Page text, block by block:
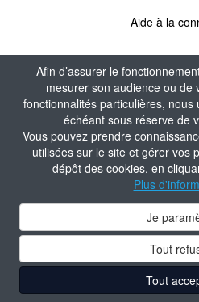
Afin d’assurer le
mesurer son audience ou de
fonctionnalités particulières, nous
échéant sous réserve de
Vous pouvez prendre
utilisées sur le site et gérer vos
dépôt des cookies, en
Plus
Je
Tout
Tout
Aide à la